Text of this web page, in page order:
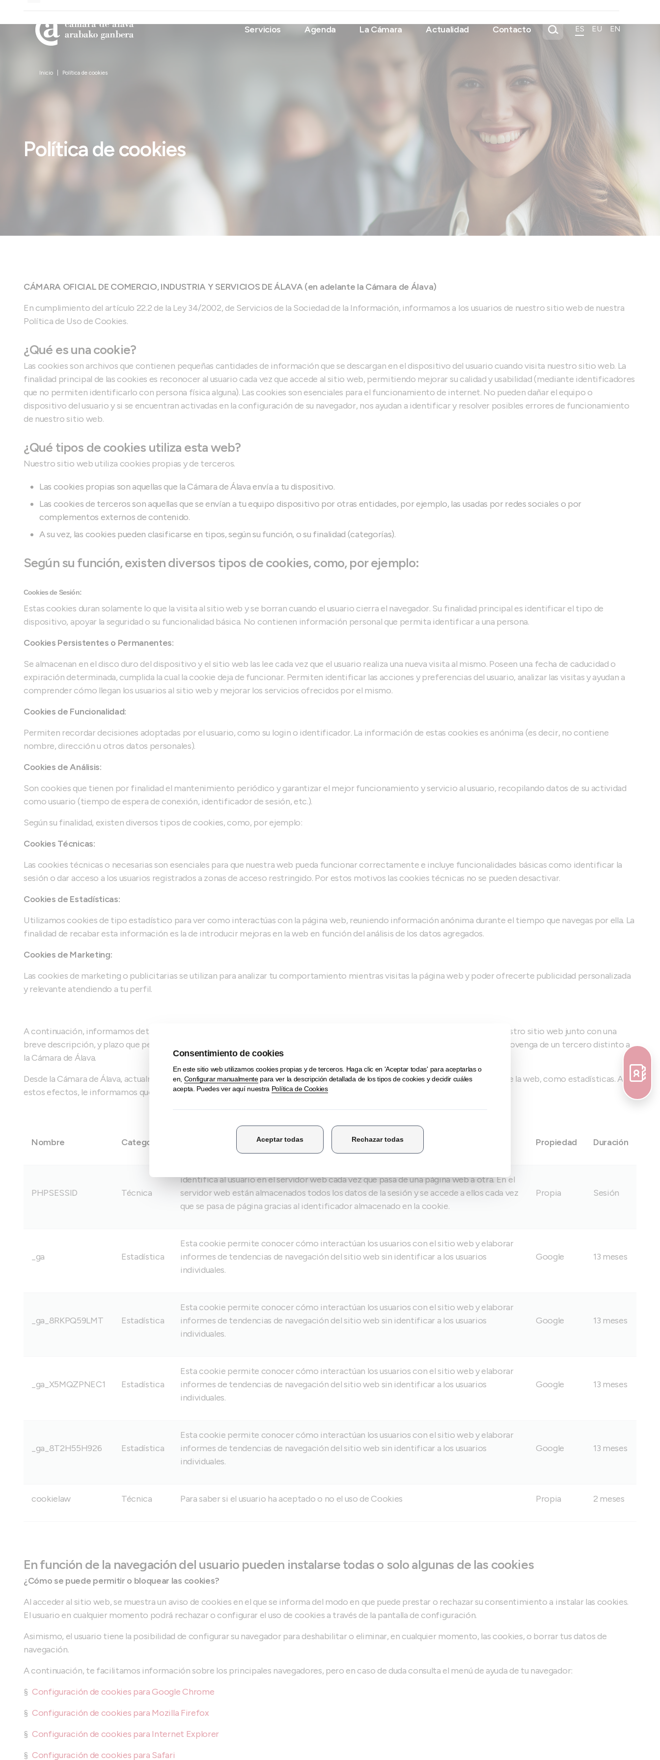
Servicios Agenda La Cámara Actualidad Contacto ES EU EN
Inicio Política de cookies
Política de cookies
CÁMARA OFICIAL DE COMERCIO, INDUSTRIA Y SERVICIOS DE ÁLAVA (en adelante la Cámara de Álava)
En cumplimiento del artículo 22.2 de la Ley 34/2002, de Servicios de la Sociedad de la Información, informamos a los usuarios de nuestro sitio web de nuestra
Política de Uso de Cookies.
¿Qué es una cookie?
Las cookies son archivos que contienen pequeñas cantidades de información que se descargan en el dispositivo del usuario cuando visita nuestro sitio web. La
finalidad principal de las cookies es reconocer al usuario cada vez que accede al sitio web, permitiendo mejorar su calidad y usabilidad (mediante identificadores
que no permiten identificarlo con persona física alguna). Las cookies son esenciales para el funcionamiento de internet. No pueden dañar el equipo o
dispositivo del usuario y si se encuentran activadas en la configuración de su navegador, nos ayudan a identificar y resolver posibles errores de funcionamiento
de nuestro sitio web.
¿Qué tipos de cookies utiliza esta web?
Nuestro sitio web utiliza cookies propias y de terceros.
Las cookies propias son aquellas que la Cámara de Álava envía a tu dispositivo.
Las cookies de terceros son aquellas que se envían a tu equipo dispositivo por otras entidades, por ejemplo, las usadas por redes sociales o por
complementos externos de contenido.
A su vez, las cookies pueden clasificarse en tipos, según su función, o su finalidad (categorías).
Según su función, existen diversos tipos de cookies, como, por ejemplo:
Cookies de Sesión:
Estas cookies duran solamente lo que la visita al sitio web y se borran cuando el usuario cierra el navegador. Su finalidad principal es identificar el tipo de
dispositivo, apoyar la seguridad o su funcionalidad básica. No contienen información personal que permita identificar a una persona.
Cookies Persistentes o Permanentes:
Se almacenan en el disco duro del dispositivo y el sitio web las lee cada vez que el usuario realiza una nueva visita al mismo. Poseen una fecha de caducidad o
expiración determinada, cumplida la cual la cookie deja de funcionar. Permiten identificar las acciones y preferencias del usuario, analizar las visitas y ayudan a
comprender cómo llegan los usuarios al sitio web y mejorar los servicios ofrecidos por el mismo.
Cookies de Funcionalidad:
Permiten recordar decisiones adoptadas por el usuario, como su login o identificador. La información de estas cookies es anónima (es decir, no contiene
nombre, dirección u otros datos personales).
Cookies de Análisis:
Son cookies que tienen por finalidad el mantenimiento periódico y garantizar el mejor funcionamiento y servicio al usuario, recopilando datos de su actividad
como usuario (tiempo de espera de conexión, identificador de sesión, etc.).
Según su finalidad, existen diversos tipos de cookies, como, por ejemplo:
Cookies Técnicas:
Las cookies técnicas o necesarias son esenciales para que nuestra web pueda funcionar correctamente e incluye funcionalidades básicas como identificar la
sesión o dar acceso a los usuarios registrados a zonas de acceso restringido. Por estos motivos las cookies técnicas no se pueden desactivar.
Cookies de Estadísticas:
Utilizamos cookies de tipo estadístico para ver como interactúas con la página web, reuniendo información anónima durante el tiempo que navegas por ella. La
finalidad de recabar esta información es la de introducir mejoras en la web en función del análisis de los datos agregados.
Cookies de Marketing:
Las cookies de marketing o publicitarias se utilizan para analizar tu comportamiento mientras visitas la página web y poder ofrecerte publicidad personalizada
y relevante atendiendo a tu perfil.
A continuación, informamos detalladamente al usuario sobre las cookies propias y de terceros que pueden instalarse desde nuestro sitio web junto con una
breve descripción, y plazo que permanecen en tu terminal, así como una indicación del responsable de la cookie cuando esta provenga de un tercero distinto a
la Cámara de Álava.
Desde la Cámara de Álava, actualmente, se usan tanto Cookies técnicas, que son necesarias para el adecuado funcionamiento de la web, como estadísticas. A
estos efectos, le informamos que las cookies que utilizamos son las siguientes:
Nombre Categoria Propiedad Duración
PHPSESSID Técnica
identifica al usuario en el servidor web cada vez que pasa de una página web a otra. En el
servidor web están almacenados todos los datos de la sesión y se accede a ellos cada vez
que se pasa de página gracias al identificador almacenado en la cookie.
Propia Sesión
_ga Estadística
Esta cookie permite conocer cómo interactúan los usuarios con el sitio web y elaborar
informes de tendencias de navegación del sitio web sin identificar a los usuarios
individuales.
Google 13 meses
_ga_8RKPQ59LMT Estadística
Esta cookie permite conocer cómo interactúan los usuarios con el sitio web y elaborar
informes de tendencias de navegación del sitio web sin identificar a los usuarios
individuales.
Google 13 meses
_ga_X5MQZPNEC1 Estadística
Esta cookie permite conocer cómo interactúan los usuarios con el sitio web y elaborar
informes de tendencias de navegación del sitio web sin identificar a los usuarios
individuales.
Google 13 meses
_ga_8T2H55H926 Estadística
Esta cookie permite conocer cómo interactúan los usuarios con el sitio web y elaborar
informes de tendencias de navegación del sitio web sin identificar a los usuarios
individuales.
Google 13 meses
cookielaw Técnica Para saber si el usuario ha aceptado o no el uso de Cookies Propia 2 meses
En función de la navegación del usuario pueden instalarse todas o solo algunas de las cookies
¿Cómo se puede permitir o bloquear las cookies?
Al acceder al sitio web, se muestra un aviso de cookies en el que se informa del modo en que puede prestar o rechazar su consentimiento a instalar las cookies.
El usuario en cualquier momento podrá rechazar o configurar el uso de cookies a través de la pantalla de configuración.
Asimismo, el usuario tiene la posibilidad de configurar su navegador para deshabilitar o eliminar, en cualquier momento, las cookies, o borrar tus datos de
navegación.
A continuación, te facilitamos información sobre los principales navegadores, pero en caso de duda consulta el menú de ayuda de tu navegador:
§Configuración de cookies para Google Chrome
§Configuración de cookies para Mozilla Firefox
§Configuración de cookies para Internet Explorer
§Configuración de cookies para Safari